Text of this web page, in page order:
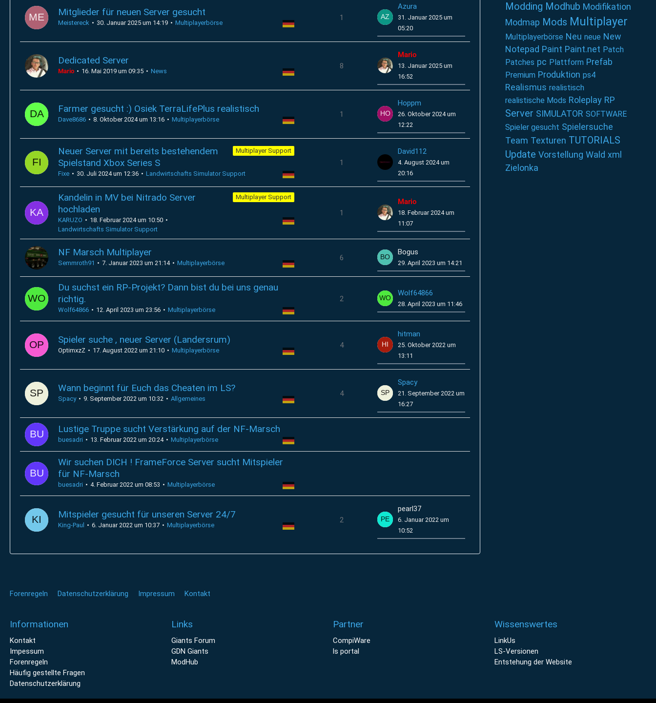
Mitglieder für neuen Server gesucht
Meistereck 30. Januar 2025 um 14:19 Multiplayerbörse
1
Azura
31. Januar 2025 um
05:20
Dedicated Server
Mario 16. Mai 2019 um 09:35 News
8
Mario
13. Januar 2025 um
16:52
Farmer gesucht :) Osiek TerraLifePlus realistisch
Dave8686 8. Oktober 2024 um 13:16 Multiplayerbörse
1
Hoppm
26. Oktober 2024 um
12:22
Multiplayer Support
Neuer Server mit bereits bestehendem
Spielstand Xbox Series S
Fixe 30. Juli 2024 um 12:36 Landwirtschafts Simulator Support
1
David112
4. August 2024 um
20:16
Multiplayer Support
Kandelin in MV bei Nitrado Server
hochladen
KARUZO
18. Februar 2024 um 10:50
Landwirtschafts Simulator Support
1
Mario
18. Februar 2024 um
11:07
NF Marsch Multiplayer
Semmroth91 7. Januar 2023 um 21:14 Multiplayerbörse
6
Bogus
29. April 2023 um 14:21
Du suchst ein RP-Projekt? Dann bist du bei uns genau
richtig.
Wolf64866 12. April 2023 um 23:56 Multiplayerbörse
2
Wolf64866
28. April 2023 um 11:46
Spieler suche , neuer Server (Landersrum)
OptimxzZ 17. August 2022 um 21:10 Multiplayerbörse
4
hitman
25. Oktober 2022 um
13:11
Wann beginnt für Euch das Cheaten im LS?
Spacy 9. September 2022 um 10:32 Allgemeines
4
Spacy
21. September 2022 um
16:27
Lustige Truppe sucht Verstärkung auf der NF-Marsch
buesadri 13. Februar 2022 um 20:24 Multiplayerbörse
Wir suchen DICH ! FrameForce Server sucht Mitspieler
für NF-Marsch
buesadri 4. Februar 2022 um 08:53 Multiplayerbörse
Mitspieler gesucht für unseren Server 24/7
King-Paul 6. Januar 2022 um 10:37 Multiplayerbörse
2
pearl37
6. Januar 2022 um
10:52
Modding Modhub Modifikation
Modmap Mods Multiplayer
Multiplayerbörse Neu neue New
Notepad Paint Paint.net Patch
Patches pc Plattform Prefab
Premium Produktion ps4
Realismus realistisch
realistische Mods Roleplay RP
Server SIMULATOR SOFTWARE
Spieler gesucht Spielersuche
Team Texturen TUTORIALS
Update Vorstellung Wald xml
Zielonka
Forenregeln Datenschutzerklärung Impressum Kontakt
Informationen
Kontakt
Impessum
Forenregeln
Häufig gestellte Fragen
Datenschutzerklärung
Links
Giants Forum
GDN Giants
ModHub
Partner
CompiWare
ls portal
Wissenswertes
LinkUs
LS-Versionen
Entstehung der Website